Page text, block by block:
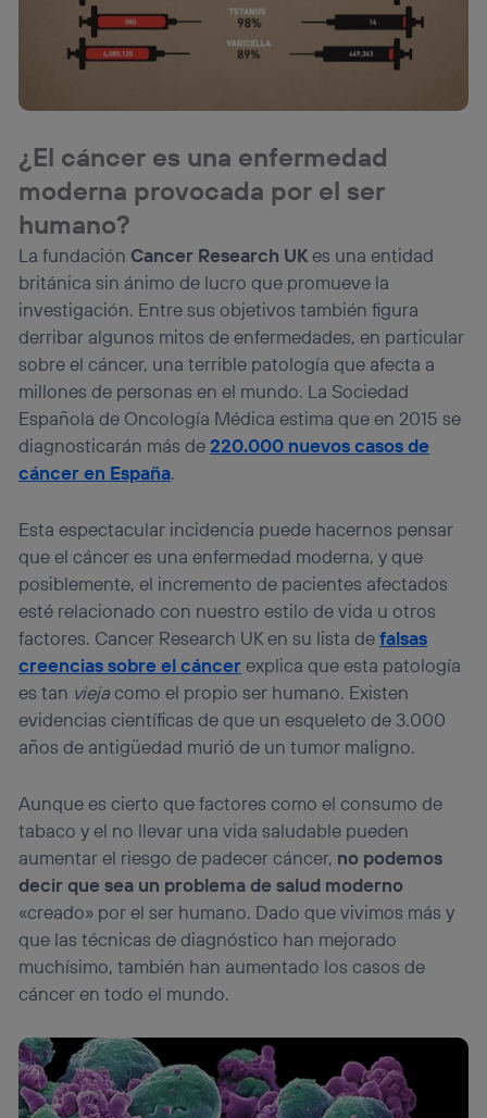
¿El cáncer es una enfermedad
moderna provocada por el ser
humano?
La fundación Cancer Research UKes una entidad
británica sin ánimo de lucro que promueve la
investigación. Entre sus objetivos también figura
derribar algunos mitos de enfermedades, en particular
sobre el cáncer, una terrible patología que afecta a
millones de personas en el mundo. La Sociedad
Española de Oncología Médica estima que en 2015 se
diagnosticarán más de220.000 nuevos casos de
cáncer en España.
Esta espectacular incidencia puede hacernos pensar
que el cáncer es una enfermedad moderna, y que
posiblemente, el incremento de pacientes afectados
esté relacionado con nuestro estilo de vida u otros
factores. Cancer Research UK en su lista defalsas
creencias sobre el cáncerexplica que esta patología
es tan viejacomo el propio ser humano. Existen
evidencias científicas de que un esqueleto de 3.000
años de antigüedad murió de un tumor maligno.
Aunque es cierto que factores como el consumo de
tabaco y el no llevar una vida saludable pueden
aumentar el riesgo de padecer cáncer, no podemos
decir que sea un problema de salud moderno
«creado» por el ser humano. Dado que vivimos más y
que las técnicas de diagnóstico han mejorado
muchísimo, también han aumentado los casos de
cáncer en todo el mundo.